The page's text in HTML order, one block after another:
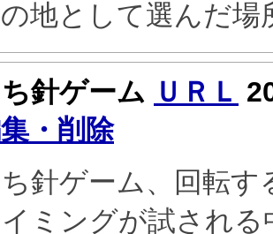
地として選んだ場
針ゲーム ＵＲＬ
・削除
ち針ゲーム、回転
ミングが試され